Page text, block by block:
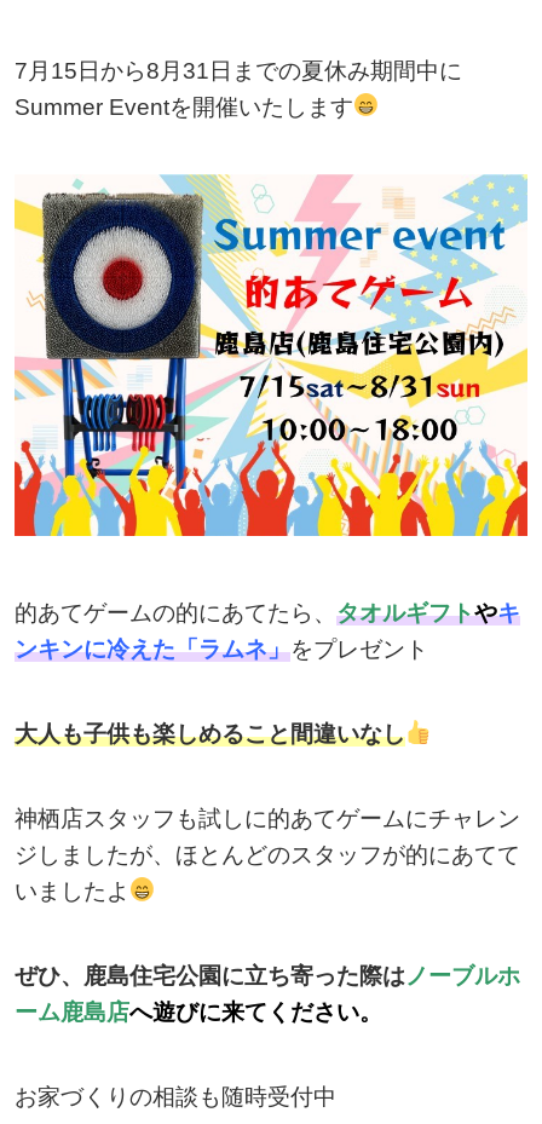
7月15日から8月31日までの夏休み期間中に
Summer Eventを開催いたします
的あてゲームの的にあてたら、 タオルギフトやキ
ンキンに冷えた「ラムネ」をプレゼント
大人も子供も楽しめること間違いなし
神栖店スタッフも試しに的あてゲームにチャレン
ジしましたが、ほとんどのスタッフが的にあてて
いましたよ
ぜひ、鹿島住宅公園に立ち寄った際は ノーブルホ
ーム鹿島店へ遊びに来てください。
お家づくりの相談も随時受付中